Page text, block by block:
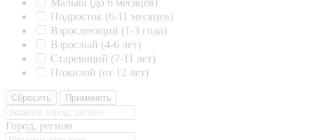
Малыш (до 6 месяцев)
Подросток (6-11 месяцев)
Взрослеющий (1-3 года)
Взрослый (4-6 лет)
Стареющий (7-11 лет)
Пожилой (от 12 лет)
Сбросить Применить
Город, регион